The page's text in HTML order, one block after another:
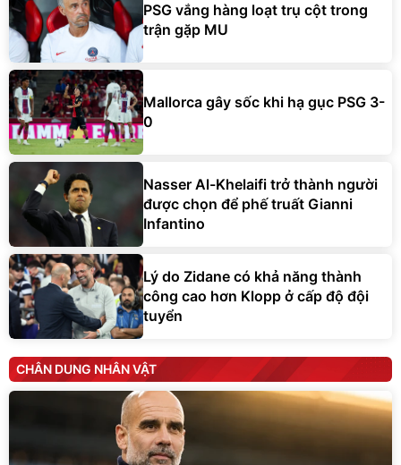
PSG vắng hàng loạt trụ cột trong
trận gặp MU
Mallorca gây sốc khi hạ gục PSG 3-
0
Nasser Al-Khelaifi trở thành người
được chọn để phế truất Gianni
Infantino
Lý do Zidane có khả năng thành
công cao hơn Klopp ở cấp độ đội
tuyển
CHÂN DUNG NHÂN VẬT